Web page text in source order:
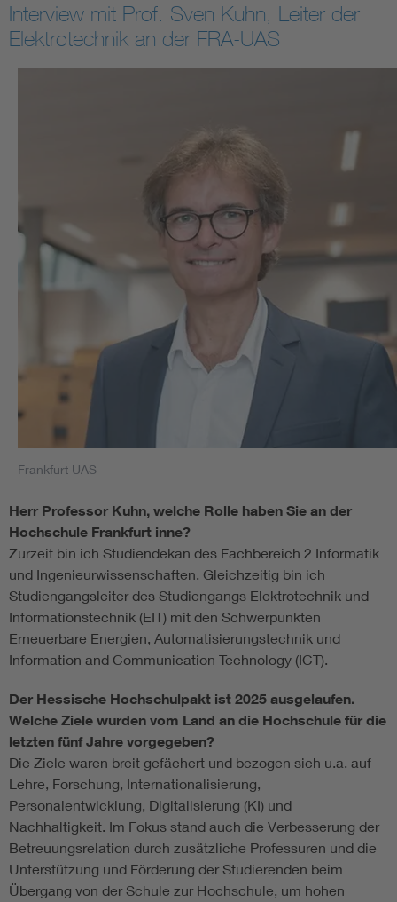
Interview mit Prof. Sven Kuhn, Leiter der
Elektrotechnik an der FRA-UAS
Frankfurt UAS
Herr Professor Kuhn, welche Rolle haben Sie an der
Hochschule Frankfurt inne?
Zurzeit bin ich Studiendekan des Fachbereich 2 Informatik
und Ingenieurwissenschaften. Gleichzeitig bin ich
Studiengangsleiter des Studiengangs Elektrotechnik und
Informationstechnik (EIT) mit den Schwerpunkten
Erneuerbare Energien, Automatisierungstechnik und
Information and Communication Technology (ICT).
Der Hessische Hochschulpakt ist 2025 ausgelaufen.
Welche Ziele wurden vom Land an die Hochschule für die
letzten fünf Jahre vorgegeben?
Die Ziele waren breit gefächert und bezogen sich u.a. auf
Lehre, Forschung, Internationalisierung,
Personalentwicklung, Digitalisierung (KI) und
Nachhaltigkeit. Im Fokus stand auch die Verbesserung der
Betreuungsrelation durch zusätzliche Professuren und die
Unterstützung und Förderung der Studierenden beim
Übergang von der Schule zur Hochschule, um hohen